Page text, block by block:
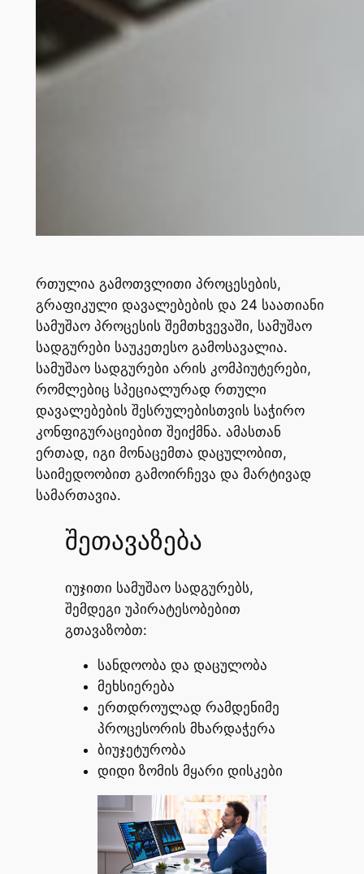
რთულია გამოთვლითი პროცესების,
გრაფიკული დავალებების და 24 საათიანი
სამუშაო პროცესის შემთხვევაში, სამუშაო
სადგურები საუკეთესო გამოსავალია.
სამუშაო სადგურები არის კომპიუტერები,
რომლებიც სპეციალურად რთული
დავალებების შესრულებისთვის საჭირო
კონფიგურაციებით შეიქმნა. ამასთან
ერთად, იგი მონაცემთა დაცულობით,
საიმედოობით გამოირჩევა და მარტივად
სამართავია.
შეთავაზება
იუჯითი სამუშაო სადგურებს,
შემდეგი უპირატესობებით
გთავაზობთ:
სანდოობა და დაცულობა
მეხსიერება
ერთდროულად რამდენიმე
პროცესორის მხარდაჭერა
ბიუჯეტურობა
დიდი ზომის მყარი დისკები